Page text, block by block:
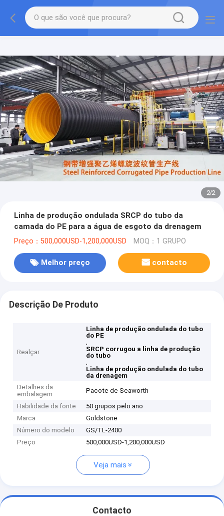
2/2
Linha de produção ondulada SRCP do tubo da
camada do PE para a água de esgoto da drenagem
Preço：500,000USD-1,200,000USD MOQ：1 GRUPO
Melhor preço contacto
Descrição De Produto
Realçar
Linha de produção ondulada do tubo
do PE
,
SRCP corrugou a linha de produção
do tubo
,
Linha de produção ondulada do tubo
da drenagem
Detalhes da
embalagem
Pacote de Seaworth
Habilidade da fonte
50 grupos pelo ano
Marca
Goldstone
Número do modelo
GS/TL-2400
Preço
500,000USD-1,200,000USD
Veja mais
Contacto